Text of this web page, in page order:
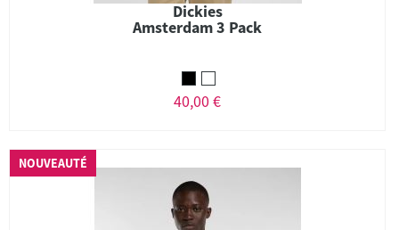
Dickies
Amsterdam 3 Pack
40,00 €
NOUVEAUTÉ